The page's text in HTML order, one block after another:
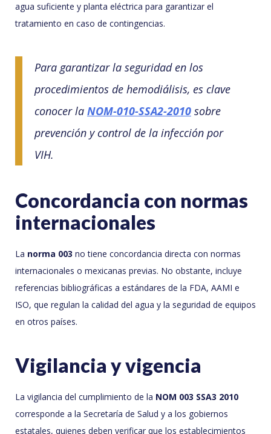
agua suficiente y planta eléctrica para garantizar el
tratamiento en caso de contingencias.
Para garantizar la seguridad en los
procedimientos de hemodiálisis, es clave
conocer la NOM-010-SSA2-2010 sobre
prevención y control de la infección por
VIH.
Concordancia con normas
internacionales
La norma 003 no tiene concordancia directa con normas
internacionales o mexicanas previas. No obstante, incluye
referencias bibliográficas a estándares de la FDA, AAMI e
ISO, que regulan la calidad del agua y la seguridad de equipos
en otros países.
Vigilancia y vigencia
La vigilancia del cumplimiento de la NOM 003 SSA3 2010
corresponde a la Secretaría de Salud y a los gobiernos
estatales, quienes deben verificar que los establecimientos